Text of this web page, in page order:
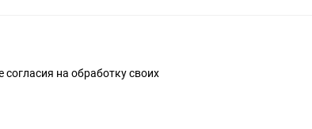
согласия на обработку своих